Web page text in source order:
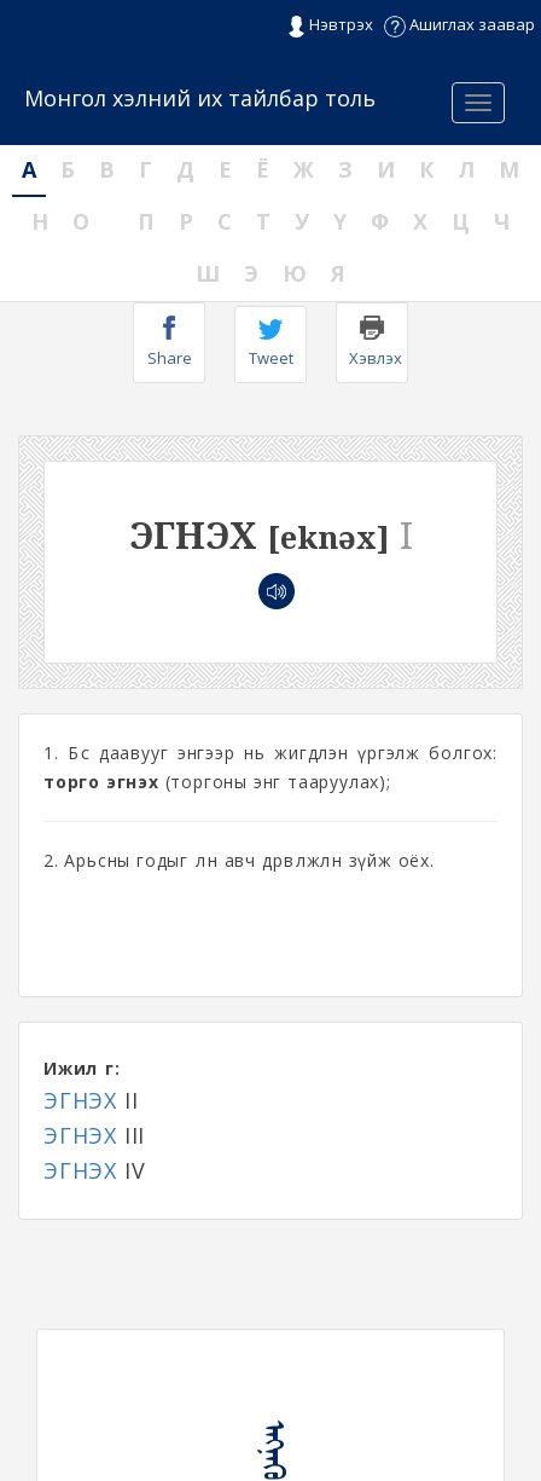
Нэвтрэх Ашиглах заавар
Menu
Монгол хэлний их тайлбар толь
А Б В Г Д Е Ё Ж З И К Л
М
Н
О П Р С Т У Ү Ф Х Ц
Ч
Ш
Э Ю Я
Share Tweet Хэвлэх
ЭГНЭХ [eknəx] I
1. Бөс даавууг энгээр нь жигдлэн үргэлж болгох:
торго эгнэх (торгоны энг тааруулах);
2. Арьсны годыг өөлөн авч дөрвөлжлөн зүйж оёх.
Ижил үг:
ЭГНЭХ II
ЭГНЭХ III
ЭГНЭХ IV
ᠡᠩᠨᠡᠬᠦ